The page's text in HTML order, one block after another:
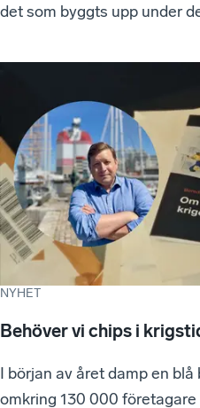
det som byggts upp under
NYHET
Behöver vi chips i
I början av året damp en
omkring 130 000